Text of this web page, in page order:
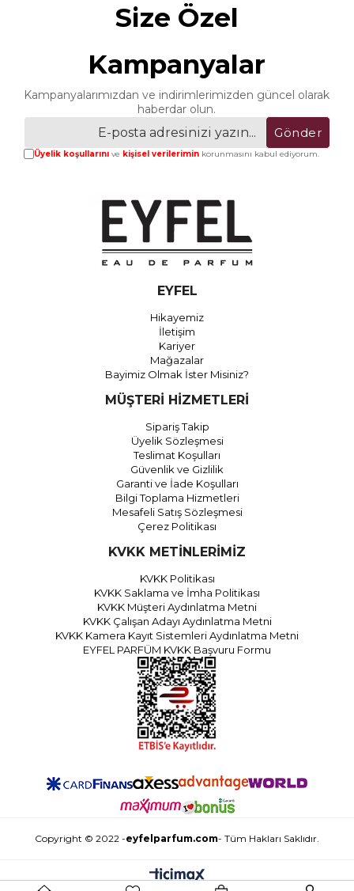
Size Özel
Kampanyalar
Kampanyalarımızdan ve indirimlerimizden güncel olarak
haberdar olun.
Gönder
Üyelik koşullarınıve kişisel verileriminkorunmasını kabul ediyorum.
EYFEL
Hikayemiz
İletişim
Kariyer
Mağazalar
Bayimiz Olmak İster Misiniz?
MÜŞTERİ HİZMETLERİ
Sipariş Takip
Üyelik Sözleşmesi
Teslimat Koşulları
Güvenlik ve Gizlilik
Garanti ve İade Koşulları
Bilgi Toplama Hizmetleri
Mesafeli Satış Sözleşmesi
Çerez Politikası
KVKK METİNLERİMİZ
KVKK Politikası
KVKK Saklama ve İmha Politikası
KVKK Müşteri Aydınlatma Metni
KVKK Çalışan Adayı Aydınlatma Metni
KVKK Kamera Kayıt Sistemleri Aydınlatma Metni
EYFEL PARFÜM KVKK Başvuru Formu
Copyright © 2022 -eyfelparfum.com- Tüm Hakları Saklıdır.